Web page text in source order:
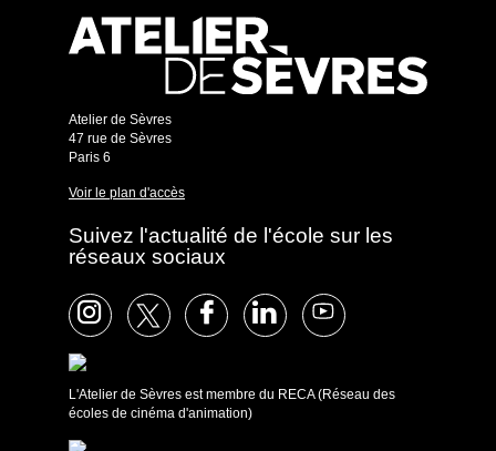
Atelier de Sèvres
47 rue de Sèvres
Paris 6
Voir le plan d'accès
Suivez l'actualité de l'école sur les
réseaux sociaux
L'Atelier de Sèvres est membre du RECA (Réseau des
écoles de cinéma d'animation)